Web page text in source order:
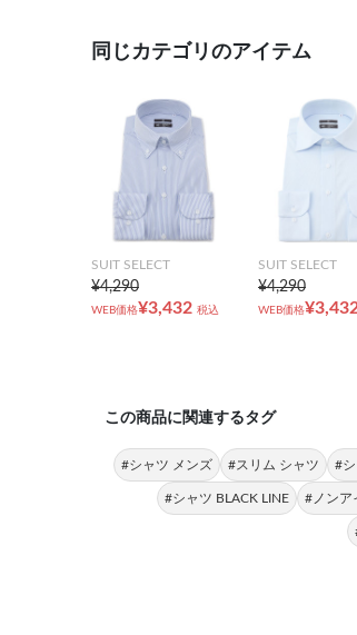
同じカテゴリのアイテム
SUIT SELECT
¥4,290
WEB価格¥3,432 税込
SUIT SELECT
¥4,290
WEB価格
この商品に関連するタグ
#シャツ メンズ #スリム シャツ #
#シャツ BLACK LINE #ノンア